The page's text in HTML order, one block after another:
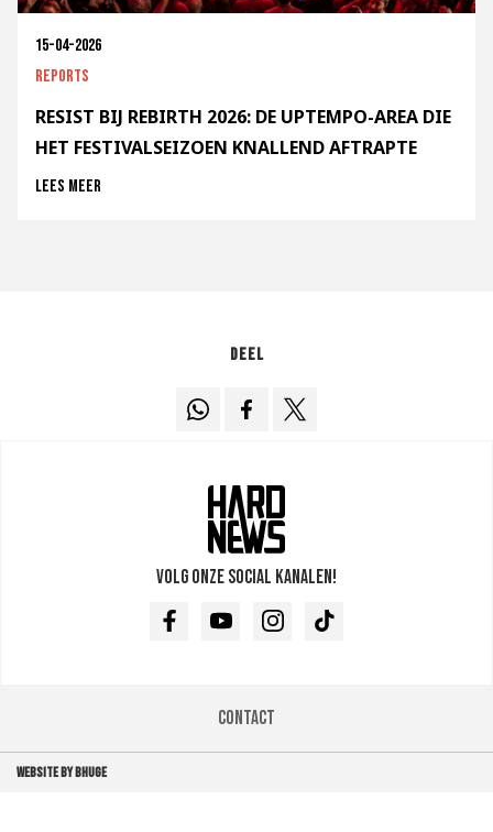
15-04-2026
Reports
RESIST BIJ REBIRTH 2026: DE UPTEMPO-AREA DIE
HET FESTIVALSEIZOEN KNALLEND AFTRAPTE
Lees meer
Deel
Volg onze social kanalen!
FacebookYoutubeInstagramTikTok
Contact
WEBSITE BY BHUGE